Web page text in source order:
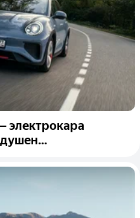
электрокара